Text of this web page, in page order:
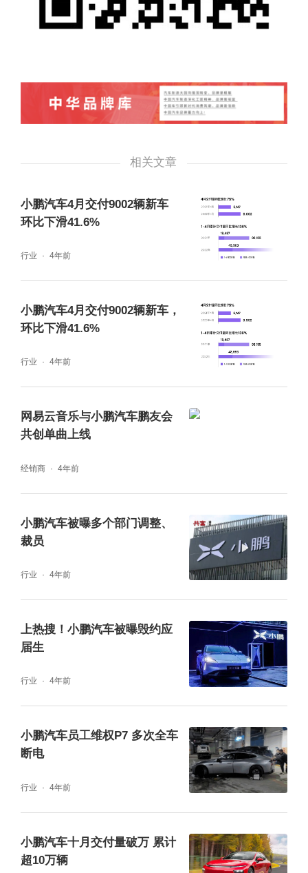
相关文章
小鹏汽车4月交付9002辆新车
环比下滑41.6%
行业 4年前
小鹏汽车4月交付9002辆新车，
环比下滑41.6%
行业 4年前
网易云音乐与小鹏汽车鹏友会
共创单曲上线
经销商 4年前
小鹏汽车被曝多个部门调整、
裁员
行业 4年前
上热搜！小鹏汽车被曝毁约应
届生
行业 4年前
小鹏汽车员工维权P7 多次全车
断电
行业 4年前
小鹏汽车十月交付量破万 累计
超10万辆